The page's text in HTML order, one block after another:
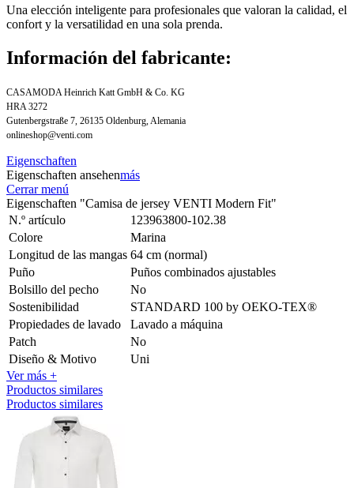
Una elección inteligente para profesionales que valoran la calidad, el
confort y la versatilidad en una sola prenda.
Información del fabricante:
CASAMODA Heinrich Katt GmbH & Co. KG
HRA 3272
Gutenbergstraße 7, 26135 Oldenburg, Alemania
onlineshop@venti.com
Eigenschaften
Eigenschaften ansehenmás
Cerrar menú
Eigenschaften "Camisa de jersey VENTI Modern Fit"
N.º artículo
123963800-102.38
Colore
Marina
Longitud de las mangas 64 cm (normal)
Puño
Puños combinados ajustables
Bolsillo del pecho
No
Sostenibilidad
STANDARD 100 by OEKO-TEX®
Propiedades de lavado
Lavado a máquina
Patch
No
Diseño & Motivo
Uni
Ver más +
Productos similares
Productos similares